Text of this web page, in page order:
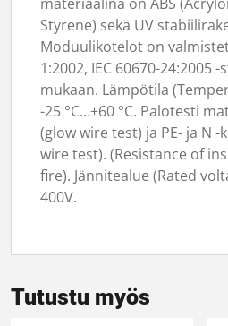
Styrene) sekä UV
Moduulikotelot on
1:2002, IEC 60670-24:2005
mukaan. Lämpötila
-25 °C…+60 °C. Palotesti
(glow wire test) ja PE- ja N -
wire test). (Resistance of
fire). Jännitealue (Rated
400V.
Tutustu myös